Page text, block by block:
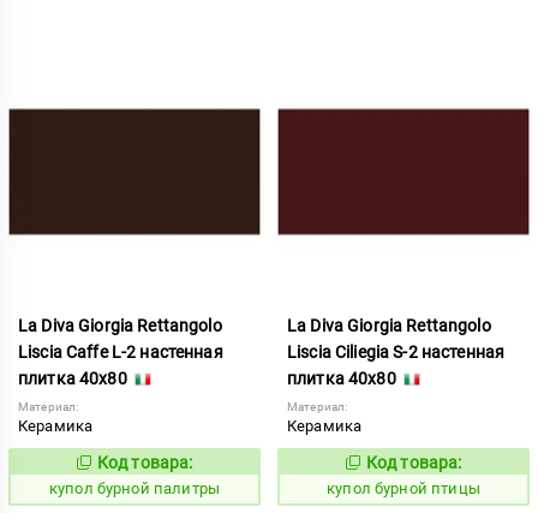
La Diva Giorgia Rettangolo
Liscia Caffe L-2 настенная
плитка 40x80
Материал:
Керамика
844691
Код товара:
купол бурной палитры
La Diva Giorgia Rettangolo
Liscia Ciliegia S-2 настенная
плитка 40x80
Материал:
Керамика
844698
Код товара:
купол бурной птицы